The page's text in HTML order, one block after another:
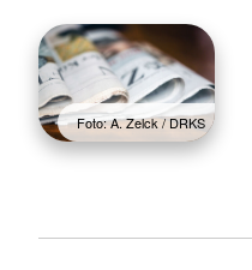
Foto: A. Zelck / DRKS